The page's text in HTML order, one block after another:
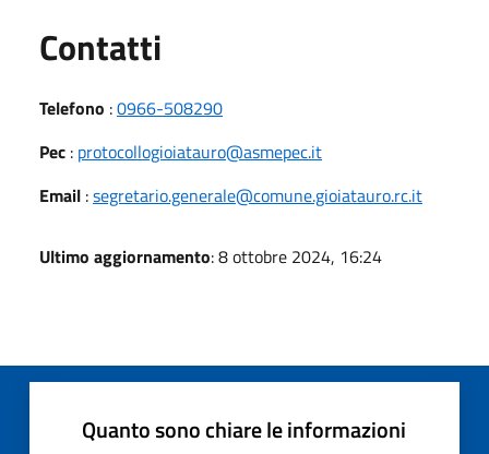
Contatti
Telefono :0966-508290
Pec : protocollogioiatauro@asmepec.it
Email :segretario.generale@comune.gioiatauro.rc.it
Ultimo aggiornamento: 8 ottobre 2024, 16:24
Quanto sono chiare le informazioni